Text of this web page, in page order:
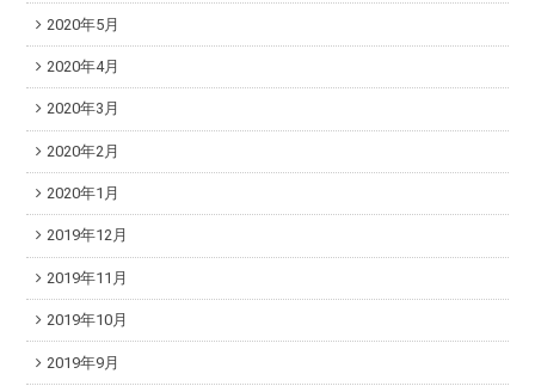
2020年5月
2020年4月
2020年3月
2020年2月
2020年1月
2019年12月
2019年11月
2019年10月
2019年9月